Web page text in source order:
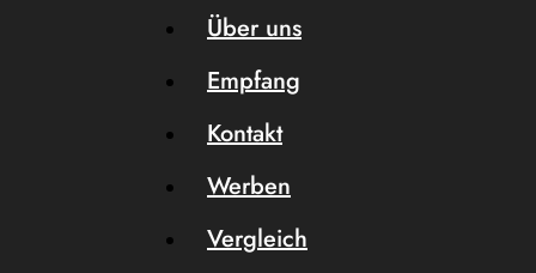
Über uns
Empfang
Kontakt
Werben
Vergleich